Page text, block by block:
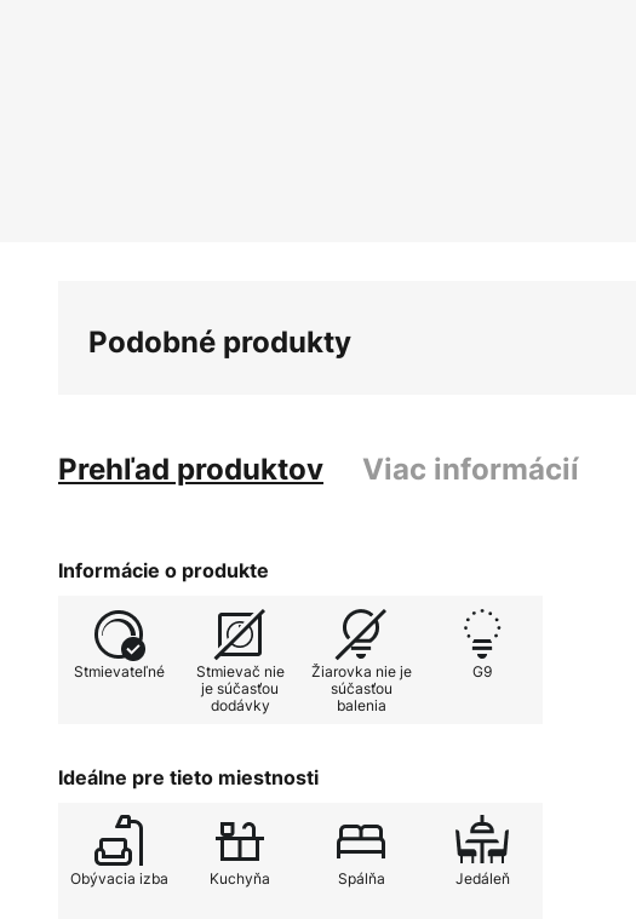
Podobné produkty
Prehľad produktov Viac informácií
Informácie o produkte
Stmievateľné
Stmievač nie
je súčasťou
dodávky
Žiarovka nie je
súčasťou
balenia
G9
Ideálne pre tieto miestnosti
Obývacia izba Kuchyňa Spálňa Jedáleň